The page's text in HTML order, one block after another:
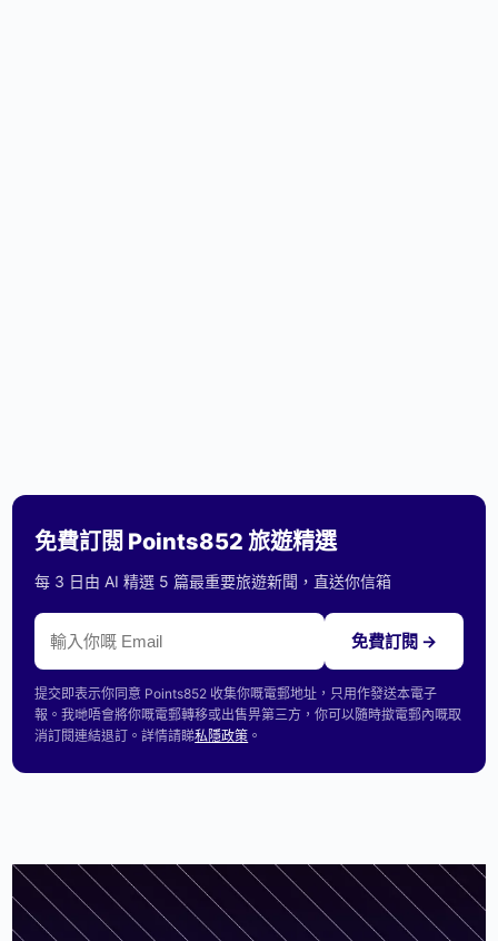
免費訂閱 Points852 旅遊精選
每 3 日由 AI 精選 5 篇最重要旅遊新聞，直送你信箱
免費訂閱 →
提交即表示你同意 Points852 收集你嘅電郵地址，只用作發送本電子
報。我哋唔會將你嘅電郵轉移或出售畀第三方，你可以隨時撳電郵內嘅取
消訂閱連結退訂。詳情請睇私隱政策 。